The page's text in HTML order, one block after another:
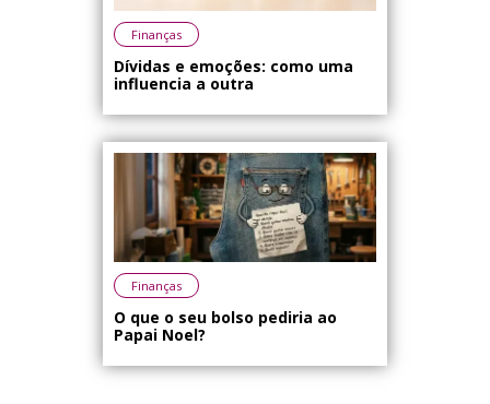
Finanças
Dívidas e emoções: como uma
influencia a outra
Finanças
O que o seu bolso pediria ao
Papai Noel?